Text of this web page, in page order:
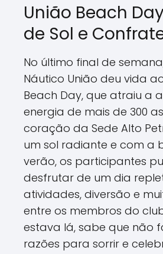
União Beach
de Sol e
No último final de
Náutico União deu vida
Beach Day, que atraiu a
energia de mais de 300
coração da Sede Alto
um sol radiante e com a
verão, os participantes
desfrutar de um dia
atividades, diversão e
entre os membros do
estava lá, sabe que não
razões para sorrir e